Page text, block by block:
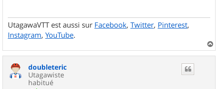
UtagawaVTT est aussi sur Facebook, Twitter, Pinterest,
Instagram, YouTube.
a
doubleteric
Utagawiste
habitué